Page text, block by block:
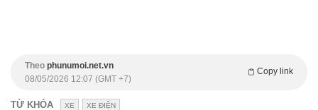
Theo phunumoi.net.vn
Copy link
08/05/2026 12:07 (GMT +7)
TỪ KHÓA XE XE ĐIỆN